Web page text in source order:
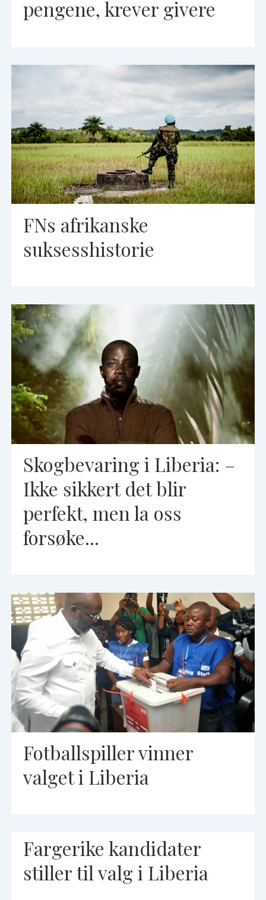
pengene, krever givere
FNs afrikanske
suksesshistorie
Skogbevaring i Liberia: –
Ikke sikkert det blir
perfekt, men la oss
forsøke...
Fotballspiller vinner
valget i Liberia
Fargerike kandidater
stiller til valg i Liberia